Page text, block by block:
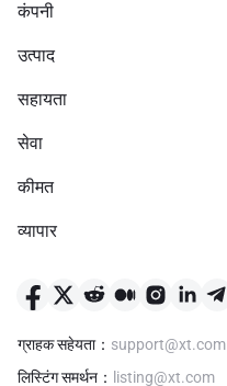
कंपनी
उत्पाद
सहायता
सेवा
कीमत
व्यापार
ग्राहक सहेयता： support@xt.com
लिस्टिंग समर्थन ： listing@xt.com